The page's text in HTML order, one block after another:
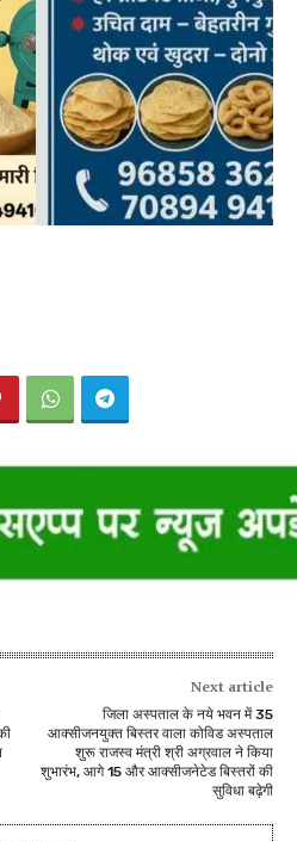
Next article
जिला अस्पताल के नये भवन में 35
आक्सीजनयुक्त बिस्तर वाला कोविड अस्पताल
शुरू राजस्व मंत्री श्री अग्रवाल ने किया
शुभारंभ, आगे 15 और आक्सीजनेटेड बिस्तरों की
सुविधा बढ़ेगी